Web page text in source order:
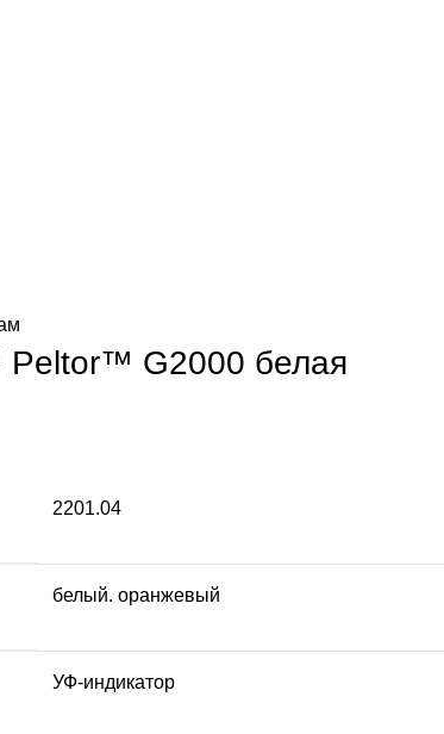
G2000 белая
2201.04
белый. оранжевый
УФ-индикатор